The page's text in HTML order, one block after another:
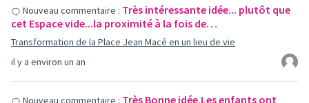
il y a environ un an
Nouveau commentaire : Très intéressante idée... plutôt que
cet Espace vide...la proximité à la fois de…
Transformation de la Place Jean Macé en un lieu de vie
Nouveau commentaire : Très Bonne idée.Les enfants ont